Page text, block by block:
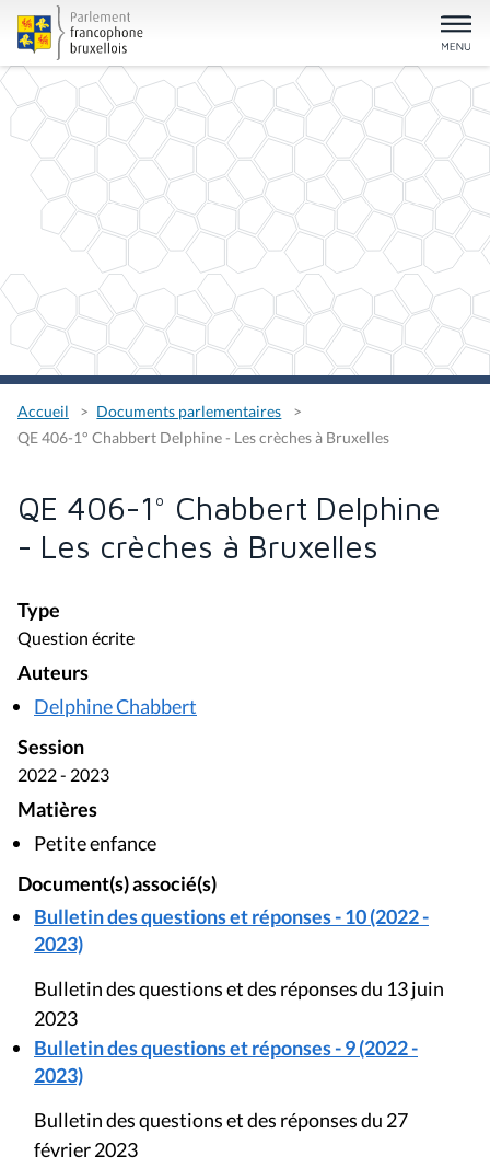
Accueil
Documents parlementaires
QE 406-1° Chabbert Delphine - Les crèches à Bruxelles
QE 406-1° Chabbert Delphine
- Les crèches à Bruxelles
Type
Question écrite
Auteurs
Delphine Chabbert
Session
2022 - 2023
Matières
Petite enfance
Document(s) associé(s)
Bulletin des questions et réponses - 10 (2022 -
2023)
Bulletin des questions et des réponses du 13 juin
2023
Bulletin des questions et réponses - 9 (2022 -
2023)
Bulletin des questions et des réponses du 27
février 2023